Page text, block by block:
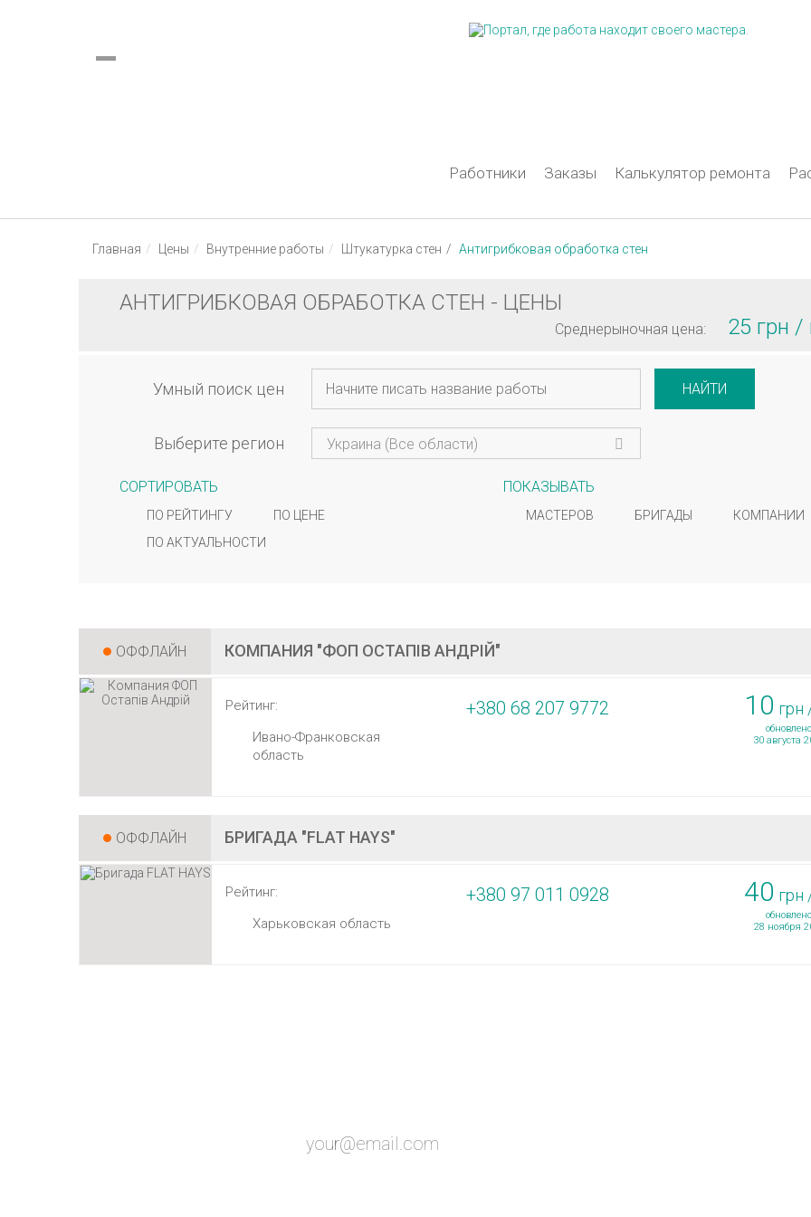
Работники Заказы Калькулятор ремонта
Главная Цены Внутренние работы Штукатурка стен Антигрибковая обработка стен
АНТИГРИБКОВАЯ ОБРАБОТКА СТЕН - ЦЕНЫ
Среднерыночная цена: 25 грн /
Умный поиск цен НАЙТИ
Выберите регион Украина (Все области)
СОРТИРОВАТЬ
ПО РЕЙТИНГУ
ПО ЦЕНЕ
ПО АКТУАЛЬНОСТИ
ПОКАЗЫВАТЬ
МАСТЕРОВ БРИГАДЫ КОМПАНИИ
ОФФЛАЙН КОМПАНИЯ "ФОП ОСТАПІВ АНДРІЙ"
Рейтинг:
Ивано-Франковская
область
+380 68 207 9772 10 грн
30 августа
ОФФЛАЙН БРИГАДА "FLAT HAYS"
Рейтинг:
Харьковская область
+380 97 011 0928 40 грн
28 ноября